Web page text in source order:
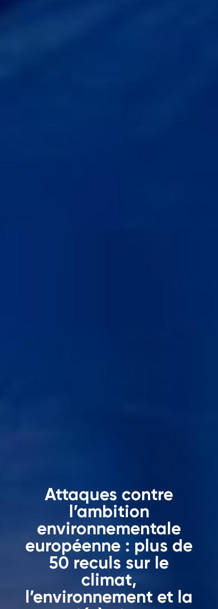
Attaques contre
l’ambition
environnementale
européenne : plus de
50 reculs sur le
climat,
l’environnement et la